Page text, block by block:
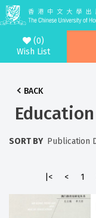
(0)
Wish List
BACK
Education
SORT BY
|<
< 1